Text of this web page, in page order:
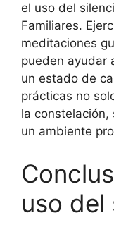
el uso del
Familiares.
meditaciones
pueden ayudar
un estado de
prácticas no
la constelación,
un ambiente
uso del